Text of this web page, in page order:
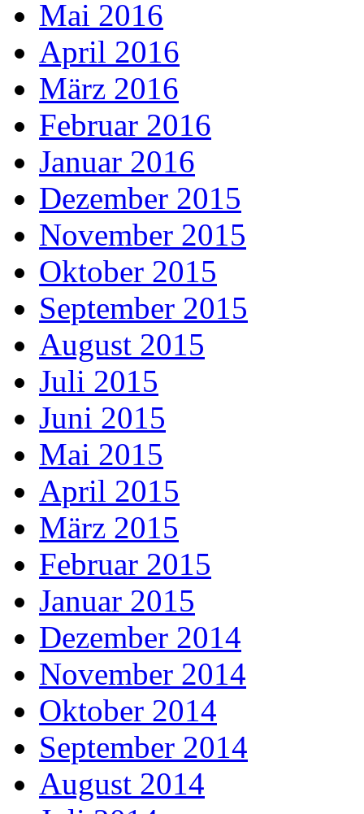
Mai 2016
April 2016
März 2016
Februar 2016
Januar 2016
Dezember 2015
November 2015
Oktober 2015
September 2015
August 2015
Juli 2015
Juni 2015
Mai 2015
April 2015
März 2015
Februar 2015
Januar 2015
Dezember 2014
November 2014
Oktober 2014
September 2014
August 2014